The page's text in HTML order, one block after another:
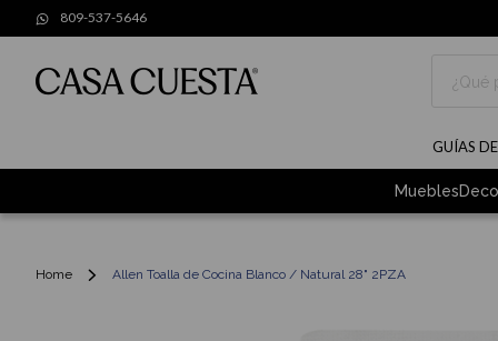
809-537-5646
GUÍAS
Muebles
Home Allen Toalla de Cocina Blanco / Natural 28" 2PZA